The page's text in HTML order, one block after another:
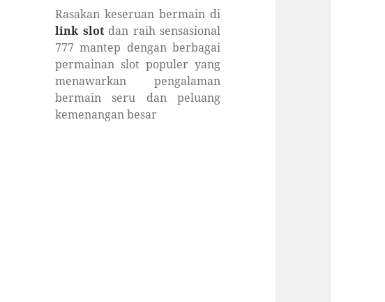
Rasakan keseruan bermain di
link slotdan raih sensasional
777 mantep dengan berbagai
permainan slot populer yang
menawarkan pengalaman
bermain seru dan peluang
kemenangan besar